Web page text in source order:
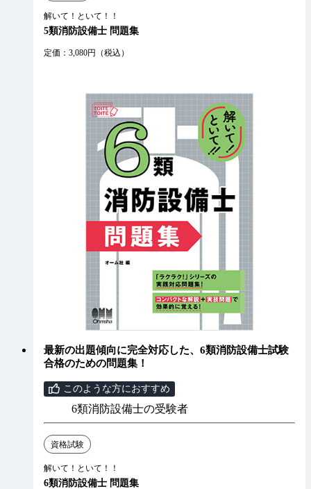
解いて！といて！！
5類消防設備士 問題集
定価：3,080円（税込）
最新の出題傾向に完全対応した、6類消防設備士試験
合格のための問題集！
このような方におすすめ
6類消防設備士の受験者
資格試験
解いて！といて！！
6類消防設備士 問題集